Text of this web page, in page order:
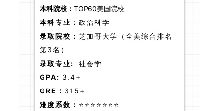
本科院校： TOP60美国院校
本科专业： 政治科学
录取院校： 芝加哥大学（全美综合排名
第3名）
录取专业: 社会学
GPA: 3.4+
GRE： 315+
难度系数： ⭐⭐⭐⭐⭐⭐⭐